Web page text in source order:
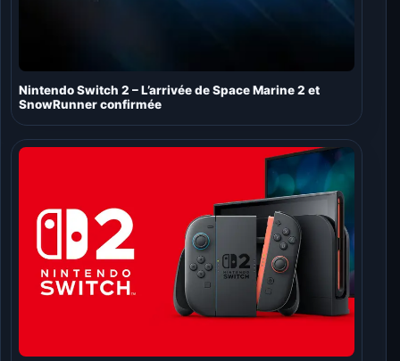
Nintendo Switch 2 – L’arrivée de Space Marine 2 et
SnowRunner confirmée